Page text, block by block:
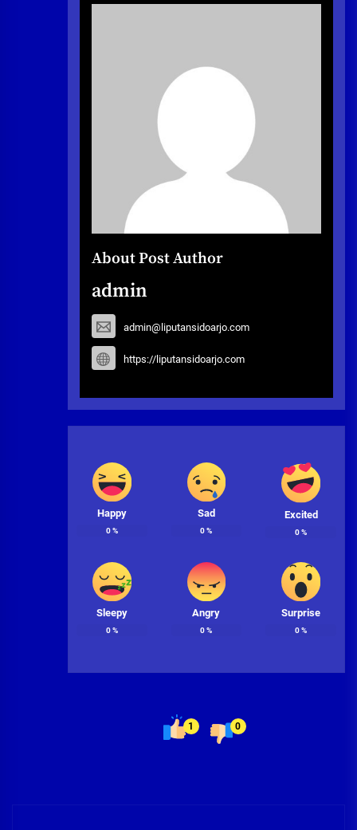
About Post Author
admin
admin@liputansidoarjo.com
https://liputansidoarjo.com
Happy
0%
Sad
0%
Excited
0%
Sleepy
0%
Angry
0%
Surprise
0%
1 0